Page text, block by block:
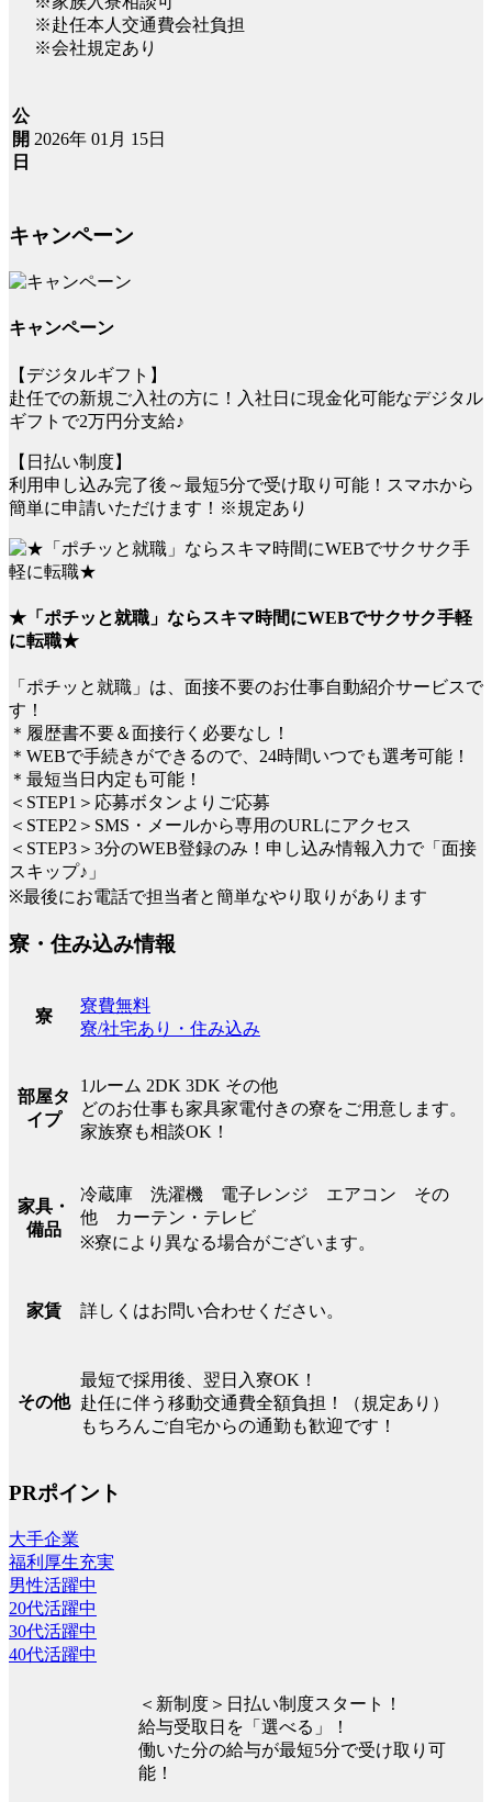
※赴任本人交通費会社負担
※会社規定あり
公
開
日
2026年 01月 15日
キャンペーン
キャンペーン
【デジタルギフト】
赴任での新規ご入社の方に！入社日に現金化可能なデジタル
ギフトで2万円分支給♪
【日払い制度】
利用申し込み完了後～最短5分で受け取り可能！スマホから
簡単に申請いただけます！※規定あり
★「ポチッと就職」ならスキマ時間にWEBでサクサク手軽
に転職★
「ポチッと就職」は、面接不要のお仕事自動紹介サービスで
す！
＊履歴書不要＆面接行く必要なし！
＊WEBで手続きができるので、24時間いつでも選考可能！
＊最短当日内定も可能！
＜STEP1＞応募ボタンよりご応募
＜STEP2＞SMS・メールから専用のURLにアクセス
＜STEP3＞3分のWEB登録のみ！申し込み情報入力で「面接
スキップ♪」
※最後にお電話で担当者と簡単なやり取りがあります
寮・住み込み情報
寮
寮費無料
寮/社宅あり・住み込み
部屋タ
イプ
1ルーム 2DK 3DK その他
どのお仕事も家具家電付きの寮をご用意します。
家族寮も相談OK！
家具・
備品
冷蔵庫 洗濯機 電子レンジ エアコン その
他 カーテン・テレビ
※寮により異なる場合がございます。
家賃 詳しくはお問い合わせください。
その他
最短で採用後、翌日入寮OK！
赴任に伴う移動交通費全額負担！（規定あり）
もちろんご自宅からの通勤も歓迎です！
PRポイント
大手企業
福利厚生充実
男性活躍中
20代活躍中
30代活躍中
40代活躍中
＜新制度＞日払い制度スタート！
給与受取日を「選べる」！
働いた分の給与が最短5分で受け取り可
能！